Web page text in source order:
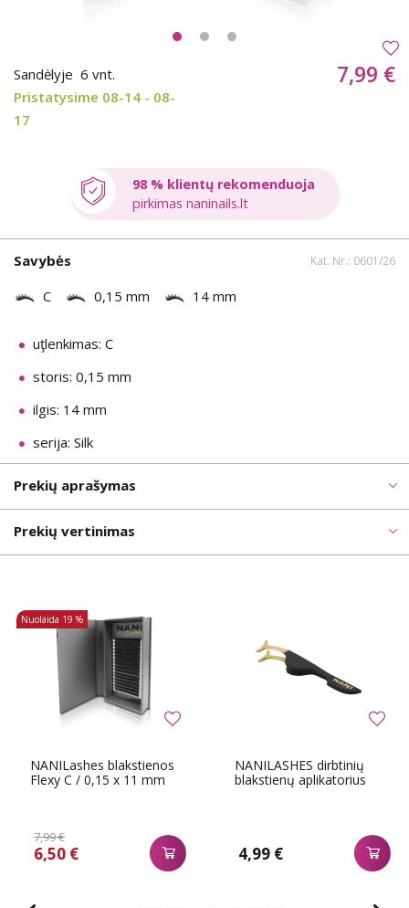
Sandėlyje 6 vnt.
Pristatysime 08-14 - 08-
17
7,99 €
98 % klientų rekomenduoja
pirkimas naninails.lt
Savybės Kat. Nr.: 0601/26
C 0,15 mm 14 mm
uţlenkimas: C
storis: 0,15 mm
ilgis: 14 mm
serija: Silk
Prekių aprašymas
Prekių vertinimas
NANILashes blakstienos
Flexy C / 0,15 x 11 mm
7,99 €
6,50 €
Nuolaida 19 %
NANILASHES dirbtinių
blakstienų aplikatorius
4,99 €